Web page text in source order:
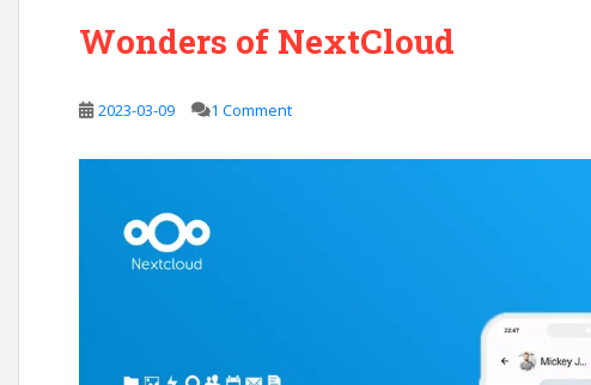
Wonders of NextCloud
2023-03-09 1 Comment